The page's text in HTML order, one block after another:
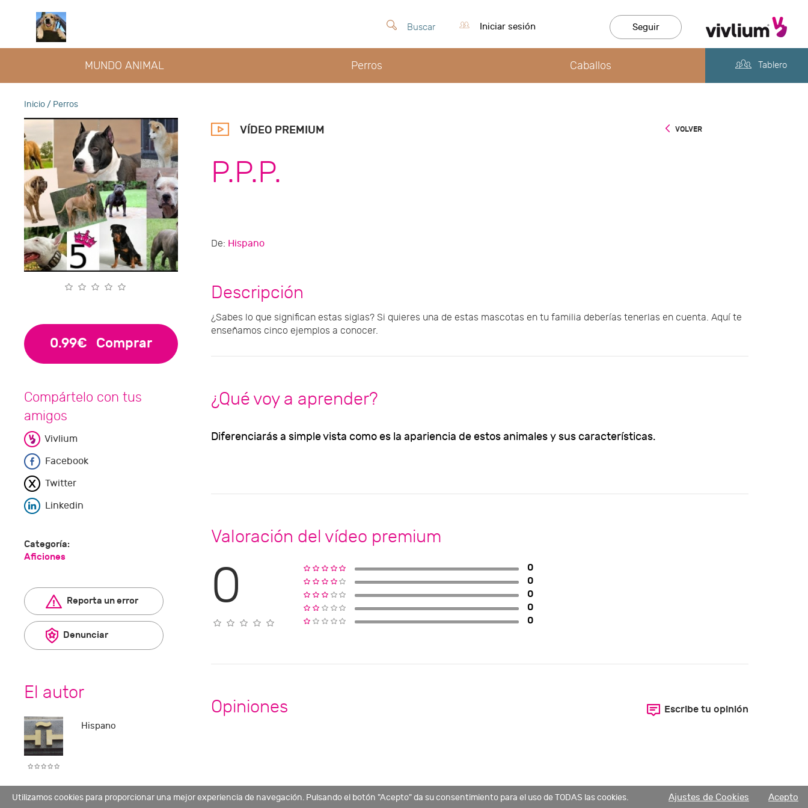
Buscar Iniciar sesión Seguir
MUNDO ANIMAL Perros Caballos Tablero
Inicio / Perros
VÍDEO PREMIUM VOLVER
P.P.P.
De: Hispano
Descripción
¿Sabes lo que significan estas siglas? Si quieres una de estas mascotas en tu familia deberías tenerlas en cuenta. Aquí te
enseñamos cinco ejemplos a conocer.
¿Qué voy a aprender?
Diferenciarás a simple vista como es la apariencia de estos animales y sus características.
Valoración del vídeo premium
0
0
0
0
0
0
Opiniones Escribe tu opinión
0.99€ Comprar
Compártelo con tus
amigos
Vivlium
Facebook
Twitter
Linkedin
Categoría:
Aficiones
Reporta un error
Denunciar
El autor
Hispano
Utilizamos cookies para proporcionar una mejor experiencia de navegación. Pulsando el botón "Acepto" da su consentimiento para el uso de TODAS las cookies. Ajustes de Cookies Acepto